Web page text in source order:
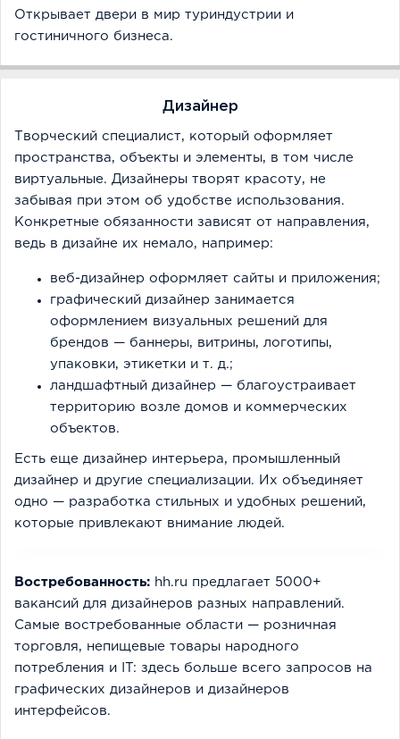
Открывает двери в мир туриндустрии и
гостиничного бизнеса.
Дизайнер
Творческий специалист, который оформляет
пространства, объекты и элементы, в том числе
виртуальные. Дизайнеры творят красоту, не
забывая при этом об удобстве использования.
Конкретные обязанности зависят от направления,
ведь в дизайне их немало, например:
веб-дизайнер оформляет сайты и приложения;
графический дизайнер занимается
оформлением визуальных решений для
брендов — баннеры, витрины, логотипы,
упаковки, этикетки и т. д.;
ландшафтный дизайнер — благоустраивает
территорию возле домов и коммерческих
объектов.
Есть еще дизайнер интерьера, промышленный
дизайнер и другие специализации. Их объединяет
одно — разработка стильных и удобных решений,
которые привлекают внимание людей.
Востребованность: hh.ru предлагает 5000+
вакансий для дизайнеров разных направлений.
Самые востребованные области — розничная
торговля, непищевые товары народного
потребления и IT: здесь больше всего запросов на
графических дизайнеров и дизайнеров
интерфейсов.